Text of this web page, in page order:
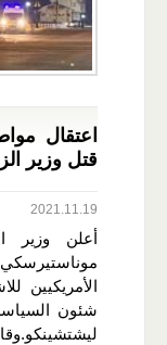
اعتقال
قتل وزير
2021.11.19
أعلن وزير
الأمريكيين
شئون السياسة